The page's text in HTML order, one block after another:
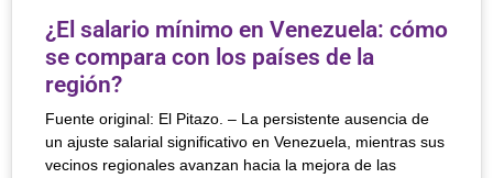
¿El salario mínimo en Venezuela: cómo
se compara con los países de la
región?
Fuente original: El Pitazo. – La persistente ausencia de
un ajuste salarial significativo en Venezuela, mientras sus
vecinos regionales avanzan hacia la mejora de las